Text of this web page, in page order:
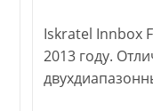
Iskratel Innbox
2013 году.